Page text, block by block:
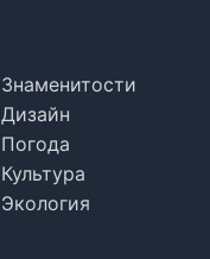
Знаменитости
Дизайн
Погода
Культура
Экология